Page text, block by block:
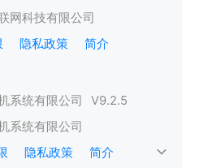
网科技有限公司
隐私政策 简介
系统有限公司 V9.2.5
系统有限公司
隐私政策 简介